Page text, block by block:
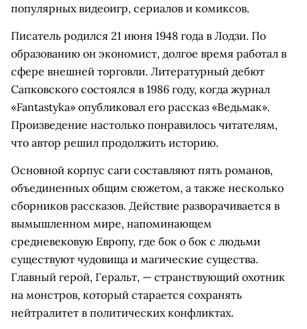
популярных видеоигр, сериалов и комиксов.
Писатель родился 21 июня 1948 года в Лодзи. По
образованию он экономист, долгое время работал в
сфере внешней торговли. Литературный дебют
Сапковского состоялся в 1986 году, когда журнал
«Fantastyka» опубликовал его рассказ «Ведьмак».
Произведение настолько понравилось читателям,
что автор решил продолжить историю.
Основной корпус саги составляют пять романов,
объединенных общим сюжетом, а также несколько
сборников рассказов. Действие разворачивается в
вымышленном мире, напоминающем
средневековую Европу, где бок о бок с людьми
существуют чудовища и магические существа.
Главный герой, Геральт, — странствующий охотник
на монстров, который старается сохранять
нейтралитет в политических конфликтах.